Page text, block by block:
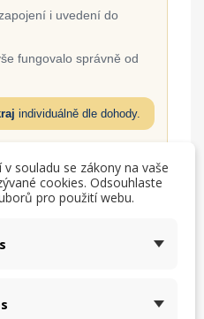
i uvedení do
fungovalo správně od
individuálně dle dohody.
a odzkoušení
souladu se zákony na vaše
cookies. Odsouhlaste
pro použití webu.